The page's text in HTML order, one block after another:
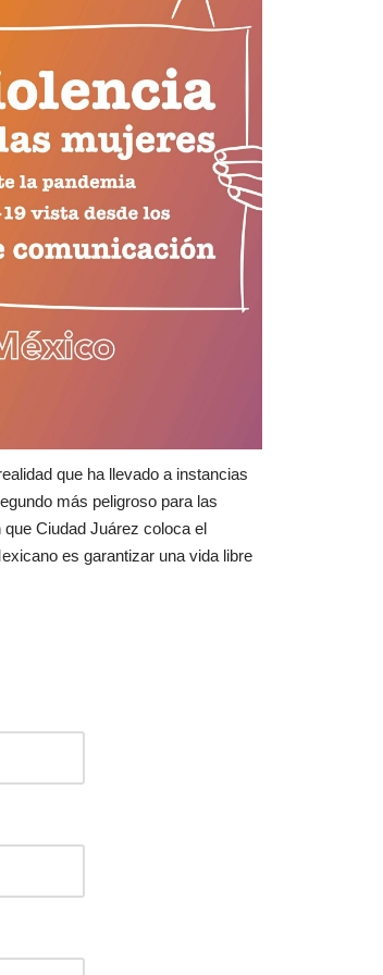
que ha llevado a instancias
más peligroso para las
Ciudad Juárez coloca el
es garantizar una vida libre